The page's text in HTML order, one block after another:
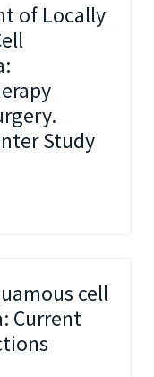
of Locally
Study
cell
Current